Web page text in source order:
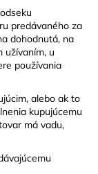
predávaného za
dohodnutá, na
užívaním, u
používania
alebo ak to
kupujúcemu
má vadu,